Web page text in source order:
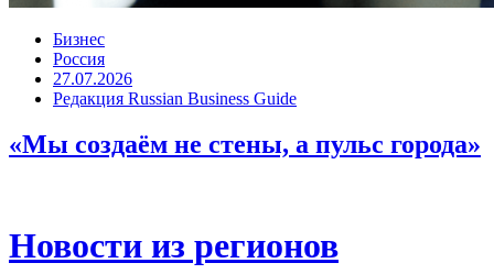
Бизнес
Россия
27.07.2026
Редакция Russian Business Guide
«Мы создаём не стены, а пульс города»
Новости из регионов